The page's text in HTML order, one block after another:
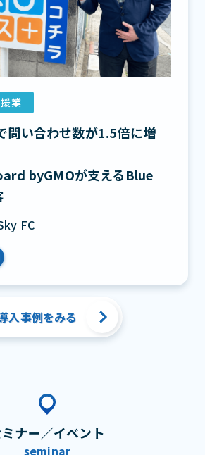
業
問い合わせ数が1.5倍に増
byGMOが支えるBlue
FC
入事例をみる
ナー／イベント
seminar